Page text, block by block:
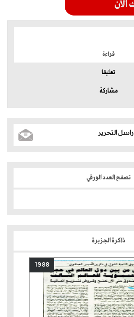
قراءة
تعليقا
مشاركة
راسل التحرير
تصفح العدد الورقي
ذاكرة الجزيرة
1988